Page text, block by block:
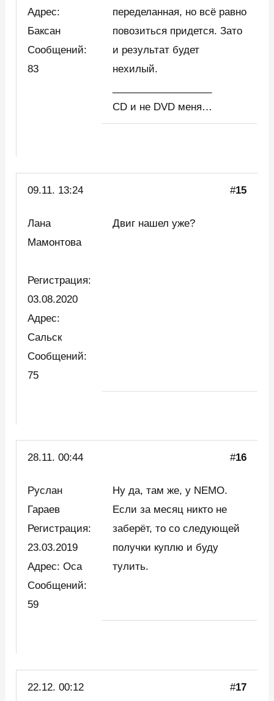
Адрес:
Баксан
Сообщений:
83
переделанная, но всё равно
повозиться придется. Зато
и результат будет
нехилый.
CD и не DVD меня…
09.11. 13:24 #15
Лана
Мамонтова
Регистрация:
03.08.2020
Адрес:
Сальск
Сообщений:
75
Двиг нашел уже?
28.11. 00:44 #16
Руслан
Гараев
Регистрация:
23.03.2019
Адрес: Оса
Сообщений:
59
Ну да, там же, у NEMO.
Если за месяц никто не
заберёт, то со следующей
получки куплю и буду
тулить.
22.12. 00:12 #17